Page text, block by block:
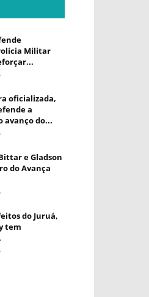
Militar
oficializada,
a
avanço do...
e Gladson
do Avança
do Juruá,
tem